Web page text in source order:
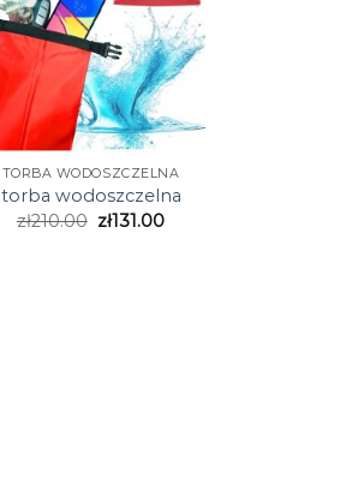
TORBA WODOSZCZELNA
torba wodoszczelna
zł210.00 zł131.00